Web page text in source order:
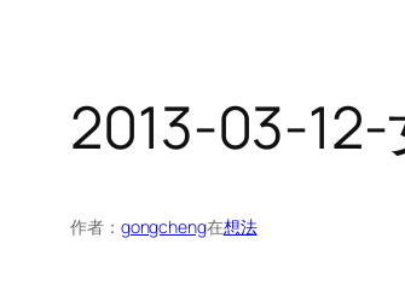
2013-03-
作者： gongcheng在想法